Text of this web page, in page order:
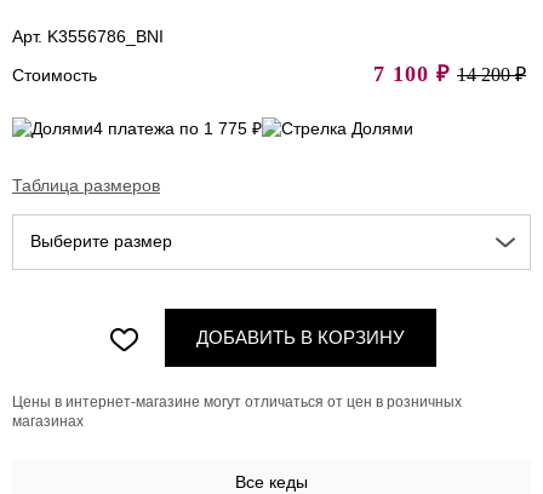
Арт. K3556786_BNI
Стоимость
7 100 ₽ 14 200 ₽
4 платежа по 1 775 ₽
Таблица размеров
Выберите размер
ДОБАВИТЬ В КОРЗИНУ
Цены в интернет-магазине могут отличаться от цен в розничных
магазинах
Все кеды